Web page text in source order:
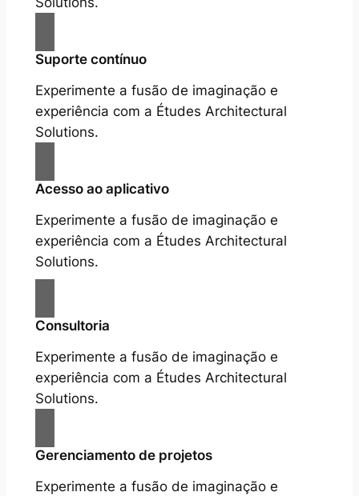
Suporte contínuo
Experimente a fusão de imaginação e
experiência com a Études Architectural
Solutions.
Acesso ao aplicativo
Experimente a fusão de imaginação e
experiência com a Études Architectural
Solutions.
Consultoria
Experimente a fusão de imaginação e
experiência com a Études Architectural
Solutions.
Gerenciamento de projetos
Experimente a fusão de imaginação e